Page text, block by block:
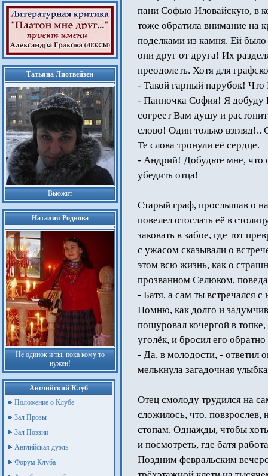
Татьяна Лиотвейзен
Вьюжит
Наталия Роднова
Не одинок и ты, пока кому то
нужен!
Английский Клуб
Положение о Клубе
Зал Прозы
Зал Поэзии
Английская дуэль
Форум Клуба
пани Софью Иловайскую, в
тоже обратила внимание на
поделками из камня. Ей было
они друг от друга! Их
преодолеть. Хотя для
- Такой гарный парубок!
- Панночка София! Я добуду
согреет Вам душу и
слово! Один только
Те слова тронули её сердце.
- Андрий! Добудьте мне, что
убедить отца!
Старый граф, прослышав о
повелел отослать её в
заковать в забое, где тот
с ужасом сказывали о
этом всю жизнь, как о
прозванном Селюком,
- Батя, а сам ты встречался с
Помню, как долго и
пошуровал кочергой в
уголёк, и бросил его обратно
- Да, в молодости, - ответил
мелькнула загадочная
Отец смолоду трудился на
сложилось, что,
стопам. Однажды, чтобы
и посмотреть, где батя
Поздним февральским